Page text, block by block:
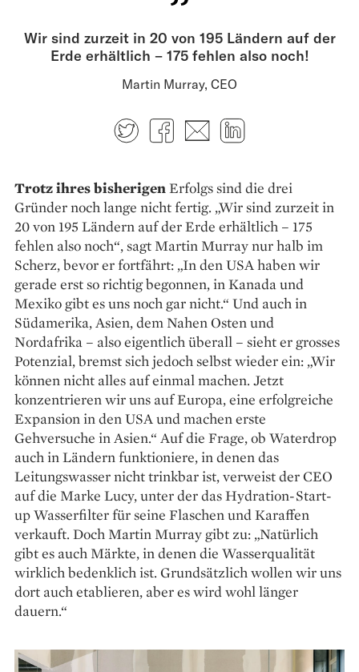
Wir sind zurzeit in 20 von 195 Ländern auf der
Erde erhältlich – 175 fehlen also noch!
Martin Murray, CEO
TwitterFacebook
E-mail
Trotz ihres bisherigenErfolgs sind die drei
Gründer noch lange nicht fertig. „Wir sind zurzeit in
20 von 195 Ländern auf der Erde erhältlich – 175
fehlen also noch“, sagt Martin Murray nur halb im
Scherz, bevor er fortfährt: „In den USA haben wir
gerade erst so richtig begonnen, in Kanada und
Mexiko gibt es uns noch gar nicht.“ Und auch in
Südamerika, Asien, dem Nahen Osten und
Nordafrika – also eigentlich überall – sieht er grosses
Potenzial, bremst sich jedoch selbst wieder ein: „Wir
können nicht alles auf einmal machen. Jetzt
konzentrieren wir uns auf Europa, eine erfolgreiche
Expansion in den USA und machen erste
Gehversuche in Asien.“ Auf die Frage, ob Waterdrop
auch in Ländern funktioniere, in denen das
Leitungswasser nicht trinkbar ist, verweist der CEO
auf die Marke Lucy, unter der das Hydration-Start-
up Wasserfilter für seine Flaschen und Karaffen
verkauft. Doch Martin Murray gibt zu: „Natürlich
gibt es auch Märkte, in denen die Wasserqualität
wirklich bedenklich ist. Grundsätzlich wollen wir uns
dort auch etablieren, aber es wird wohl länger
dauern.“